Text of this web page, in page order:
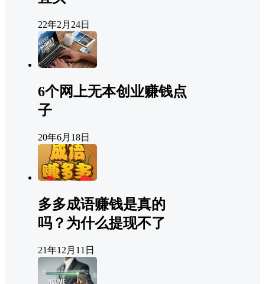
22年2月24日
6个网上无本创业赚钱点
子
20年6月18日
多多成语赚钱是真的
吗？为什么提现不了
21年12月11日